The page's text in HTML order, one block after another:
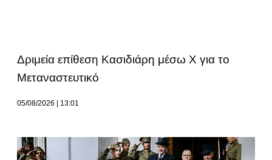
Δριμεία επίθεση Κασιδιάρη μέσω Χ για το
Μεταναστευτικό
05/08/2026 13:01